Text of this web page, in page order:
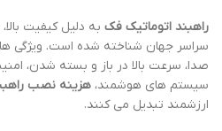
راهبند اتوماتیک فک به دلیل کیفیت
سراسر جهان شناخته شده است. ویژگی
صدا، سرعت بالا در باز و بسته شدن،
سیستم های هوشمند، هزینه نصب
ارزشمند تبدیل می کنند.